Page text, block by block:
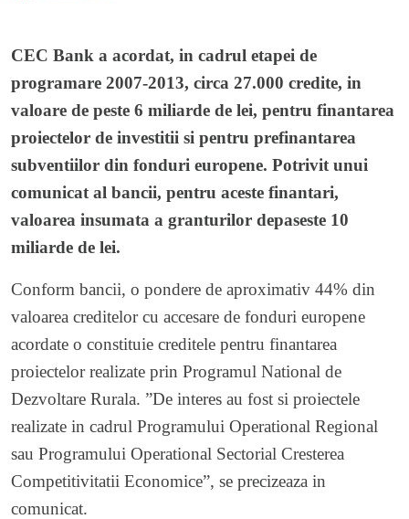
CEC Bank a acordat, in cadrul etapei de
programare 2007-2013, circa 27.000 credite, in
valoare de peste 6 miliarde de lei, pentru finantarea
proiectelor de investitii si pentru prefinantarea
subventiilor din fonduri europene. Potrivit unui
comunicat al bancii, pentru aceste finantari,
valoarea insumata a granturilor depaseste 10
miliarde de lei.
Conform bancii, o pondere de aproximativ 44% din
valoarea creditelor cu accesare de fonduri europene
acordate o constituie creditele pentru finantarea
proiectelor realizate prin Programul National de
Dezvoltare Rurala. ”De interes au fost si proiectele
realizate in cadrul Programului Operational Regional
sau Programului Operational Sectorial Cresterea
Competitivitatii Economice”, se precizeaza in
comunicat.